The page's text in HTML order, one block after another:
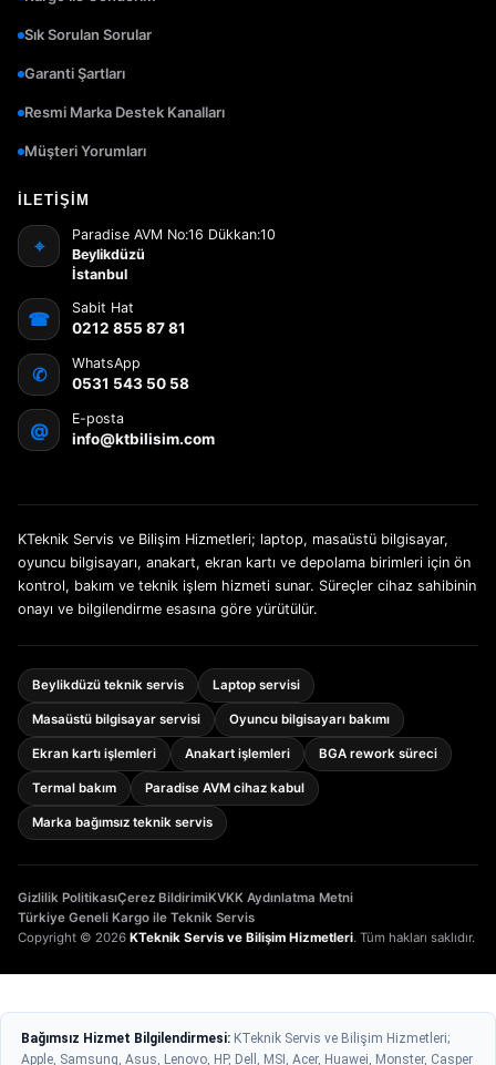
Sık Sorulan Sorular
Garanti Şartları
Resmi Marka Destek Kanalları
Müşteri Yorumları
İLETIŞIM
⌖
Paradise AVM No:16 Dükkan:10
Beylikdüzü
İstanbul
☎
Sabit Hat
0212 855 87 81
✆
WhatsApp
0531 543 50 58
@
E-posta
info@ktbilisim.com
KTeknik Servis ve Bilişim Hizmetleri; laptop, masaüstü bilgisayar,
oyuncu bilgisayarı, anakart, ekran kartı ve depolama birimleri için ön
kontrol, bakım ve teknik işlem hizmeti sunar. Süreçler cihaz sahibinin
onayı ve bilgilendirme esasına göre yürütülür.
Beylikdüzü teknik servis Laptop servisi
Masaüstü bilgisayar servisi Oyuncu bilgisayarı bakımı
Ekran kartı işlemleri Anakart işlemleri BGA rework süreci
Termal bakım Paradise AVM cihaz kabul
Marka bağımsız teknik servis
Copyright © 2026 KTeknik Servis ve Bilişim Hizmetleri. Tüm hakları saklıdır.
Gizlilik PolitikasıÇerez BildirimiKVKK Aydınlatma Metni
Türkiye Geneli Kargo ile Teknik Servis
Bağımsız Hizmet Bilgilendirmesi: KTeknik Servis ve Bilişim Hizmetleri;
Apple, Samsung, Asus, Lenovo, HP, Dell, MSI, Acer, Huawei, Monster, Casper